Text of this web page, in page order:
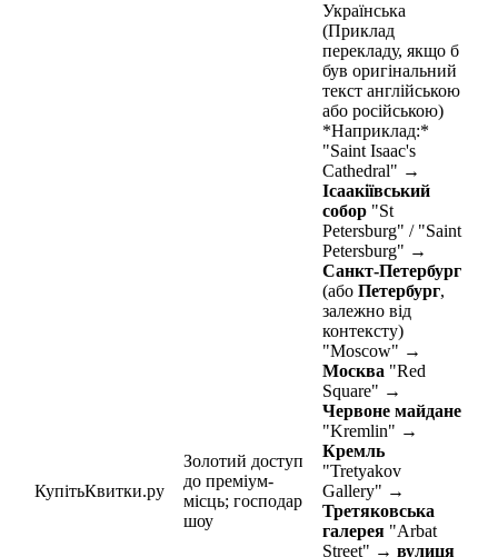
КупітьКвитки.ру
Золотий доступ
до преміум-
місць; господар
шоу
Українська
(Приклад
перекладу, якщо б
був оригінальний
текст англійською
або російською)
*Наприклад:*
"Saint Isaac's
Cathedral" →
Ісаакіївський
собор "St
Petersburg" / "Saint
Petersburg" →
Санкт-Петербург
(або Петербург,
залежно від
контексту)
"Moscow" →
Москва "Red
Square" →
Червоне майдане
"Kremlin" →
Кремль
"Tretyakov
Gallery" →
Третяковська
галерея "Arbat
Street" → вулиця